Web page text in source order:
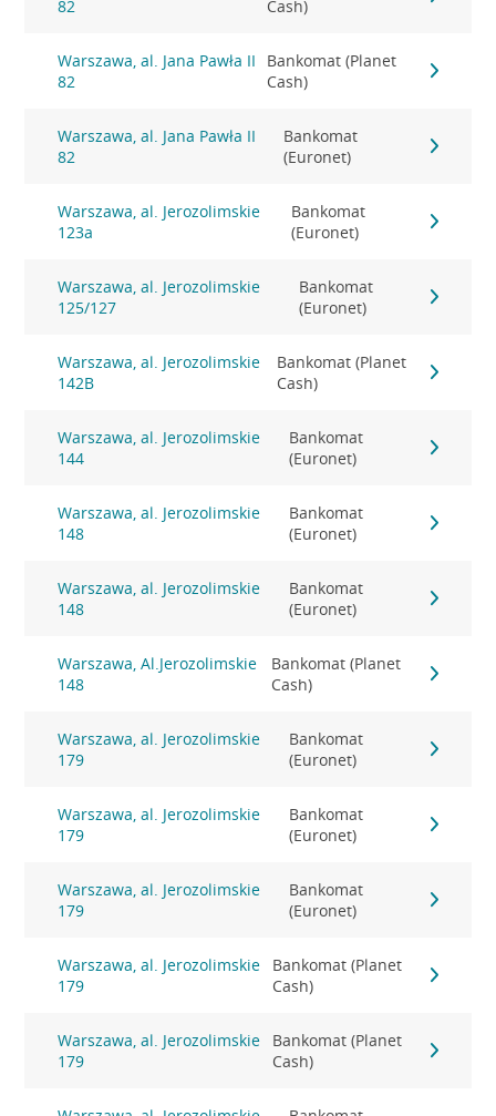
82 Cash)
Warszawa, al. Jana Pawła II
82
Bankomat (Planet
Cash)
Warszawa, al. Jana Pawła II
82
Bankomat
(Euronet)
Warszawa, al. Jerozolimskie
123a
Bankomat
(Euronet)
Warszawa, al. Jerozolimskie
125/127
Bankomat
(Euronet)
Warszawa, al. Jerozolimskie
142B
Bankomat (Planet
Cash)
Warszawa, al. Jerozolimskie
144
Bankomat
(Euronet)
Warszawa, al. Jerozolimskie
148
Bankomat
(Euronet)
Warszawa, al. Jerozolimskie
148
Bankomat
(Euronet)
Warszawa, Al.Jerozolimskie
148
Bankomat (Planet
Cash)
Warszawa, al. Jerozolimskie
179
Bankomat
(Euronet)
Warszawa, al. Jerozolimskie
179
Bankomat
(Euronet)
Warszawa, al. Jerozolimskie
179
Bankomat
(Euronet)
Warszawa, al. Jerozolimskie
179
Bankomat (Planet
Cash)
Warszawa, al. Jerozolimskie
179
Bankomat (Planet
Cash)